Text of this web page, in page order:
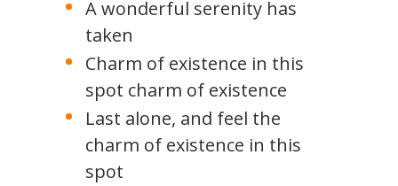
A wonderful serenity has
taken
Charm of existence in this
spot charm of existence
Last alone, and feel the
charm of existence in this
spot